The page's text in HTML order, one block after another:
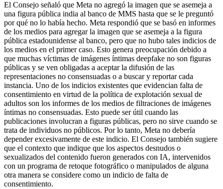
El Consejo señaló que Meta no agregó la imagen que se asemeja a
una figura pública india al banco de MMS hasta que se le preguntó
por qué no lo había hecho. Meta respondió que se basó en informes
de los medios para agregar la imagen que se asemeja a la figura
pública estadounidense al banco, pero que no hubo tales indicios de
los medios en el primer caso. Esto genera preocupación debido a
que muchas víctimas de imágenes íntimas deepfake no son figuras
públicas y se ven obligadas a aceptar la difusión de las
representaciones no consensuadas o a buscar y reportar cada
instancia. Uno de los indicios existentes que evidencian falta de
consentimiento en virtud de la política de explotación sexual de
adultos son los informes de los medios de filtraciones de imágenes
íntimas no consensuadas. Esto puede ser útil cuando las
publicaciones involucran a figuras públicas, pero no sirve cuando se
trata de individuos no públicos. Por lo tanto, Meta no debería
depender excesivamente de este indicio. El Consejo también sugiere
que el contexto que indique que los aspectos desnudos o
sexualizados del contenido fueron generados con IA, intervenidos
con un programa de retoque fotográfico o manipulados de alguna
otra manera se considere como un indicio de falta de
consentimiento.